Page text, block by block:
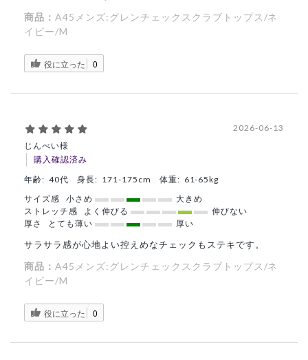
商品： A45メンズ:グレンチェックスクラブトップス/ネ
イビー/M
役に立った 0
じんべい様
購入確認済み
2026-06-13
年齢: 40代 身長: 171-175cm 体重: 61-65kg
サイズ感
小さめ
大きめ
ストレッチ感
よく伸びる
伸びない
厚さ
とても薄い 厚い
サラサラ感が心地よい控えめなチェックもステキです。
商品： A45メンズ:グレンチェックスクラブトップス/ネ
イビー/M
役に立った 0